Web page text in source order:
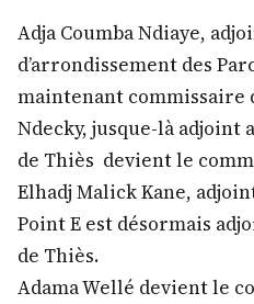
Adja Coumba Ndiaye,
d’arrondissement des
maintenant commissaire
Ndecky, jusque-là adjoint
de Thiès devient le
Elhadj Malick Kane,
Point E est désormais
de Thiès.
Adama Wellé devient le